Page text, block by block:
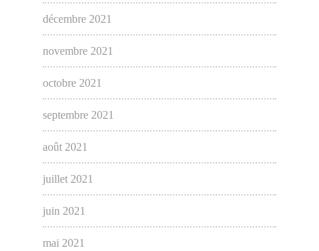
décembre 2021
novembre 2021
octobre 2021
septembre 2021
août 2021
juillet 2021
juin 2021
mai 2021